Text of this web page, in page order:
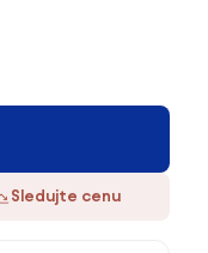
Sledujte cenu